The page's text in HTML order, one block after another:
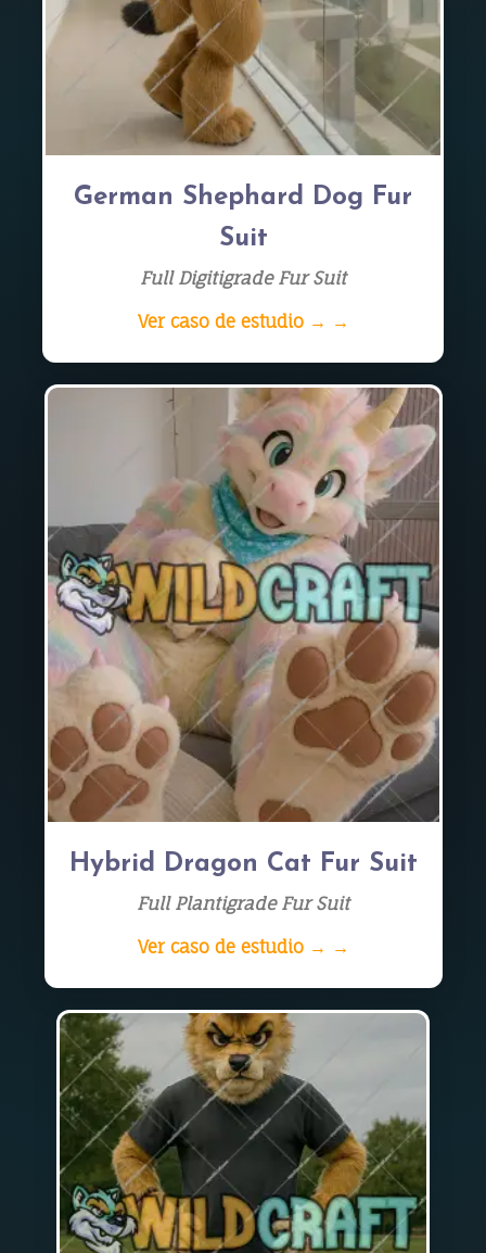
German Shephard Dog Fur
Suit
Full Digitigrade Fur Suit
Ver caso de estudio → →
Hybrid Dragon Cat Fur Suit
Full Plantigrade Fur Suit
Ver caso de estudio → →